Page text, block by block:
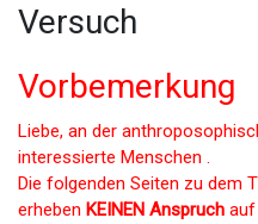
Versuch
Vorbemerkung
Liebe, an der
interessierte Menschen .
Die folgenden Seiten zu dem
erheben KEINEN Anspruch auf